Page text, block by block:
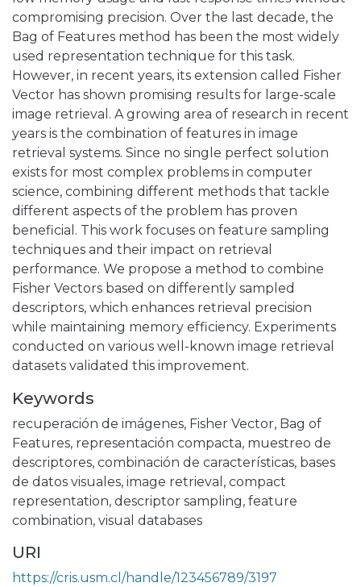
compromising precision. Over the last decade, the
Bag of Features method has been the most widely
used representation technique for this task.
However, in recent years, its extension called Fisher
Vector has shown promising results for large-scale
image retrieval. A growing area of research in recent
years is the combination of features in image
retrieval systems. Since no single perfect solution
exists for most complex problems in computer
science, combining different methods that tackle
different aspects of the problem has proven
beneficial. This work focuses on feature sampling
techniques and their impact on retrieval
performance. We propose a method to combine
Fisher Vectors based on differently sampled
descriptors, which enhances retrieval precision
while maintaining memory efficiency. Experiments
conducted on various well-known image retrieval
datasets validated this improvement.
Keywords
recuperación de imágenes, Fisher Vector, Bag of
Features, representación compacta, muestreo de
descriptores, combinación de características, bases
de datos visuales, image retrieval , compact
representation, descriptor sampling, feature
combination, visual databases
URI
https://cris.usm.cl/handle/123456789/3197